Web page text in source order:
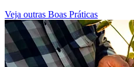
Veja outras Boas Práticas